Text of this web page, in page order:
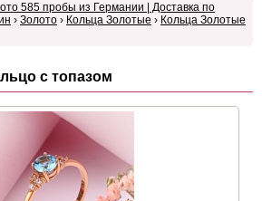
585 пробы из Германии | Доставка по
› Золото › Кольца Золотые › Кольца Золотые
с топазом